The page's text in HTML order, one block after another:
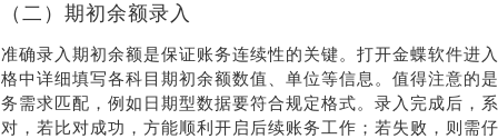
（二）期初余额录入
准确录入期初余额是保证账务连续性的关键。打开金蝶软件进
格中详细填写各科目期初余额数值、单位等信息。值得注意的
务需求匹配，例如日期型数据要符合规定格式。录入完成后，
对，若比对成功，方能顺利开启后续账务工作；若失败，则需